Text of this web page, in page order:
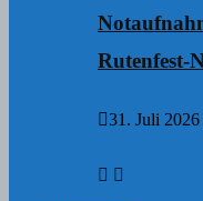
Rutenfest-
31. Juli 2026